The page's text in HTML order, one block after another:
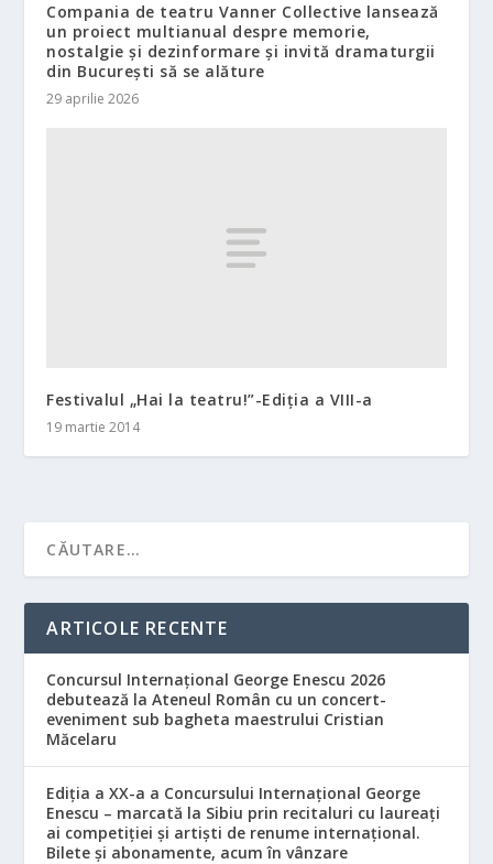
Compania de teatru Vanner Collective lansează
un proiect multianual despre memorie,
nostalgie și dezinformare și invită dramaturgii
din București să se alăture
29 aprilie 2026
Festivalul „Hai la teatru!”-Ediţia a VIII-a
19 martie 2014
ARTICOLE RECENTE
Concursul Internațional George Enescu 2026
debutează la Ateneul Român cu un concert-
eveniment sub bagheta maestrului Cristian
Măcelaru
Ediția a XX-a a Concursului Internațional George
Enescu – marcată la Sibiu prin recitaluri cu laureați
ai competiției și artiști de renume internațional.
Bilete și abonamente, acum în vânzare